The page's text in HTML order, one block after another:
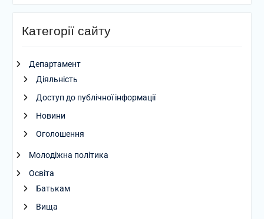
Категорії сайту
Департамент
Діяльність
Доступ до публічної інформації
Новини
Оголошення
Молодіжна політика
Освіта
Батькам
Вища